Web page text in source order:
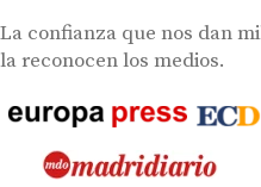
La confianza que nos dan
la reconocen los medios.